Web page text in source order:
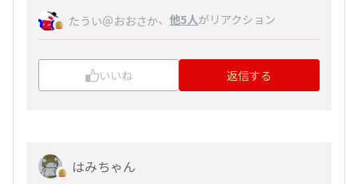
たうい＠おおさか、 他5人がリアクション
いいね 返信する
はみちゃん